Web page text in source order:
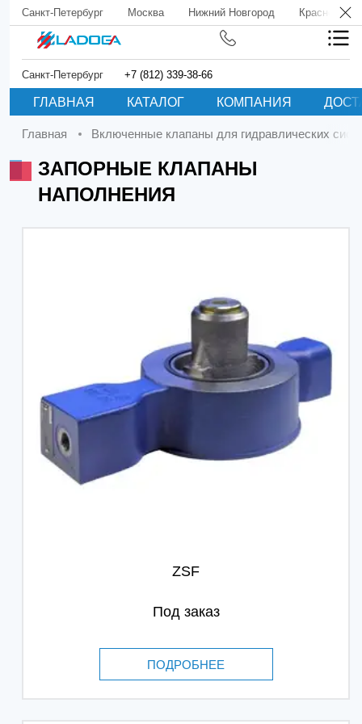
Санкт-Петербург Москва Нижний Новгород Краснодар
Санкт-Петербург +7 (812) 339-38-66
ГЛАВНАЯ КАТАЛОГ КОМПАНИЯ
Главная Включенные клапаны для гидравлических
ЗАПОРНЫЕ КЛАПАНЫ
НАПОЛНЕНИЯ
ZSF
Под заказ
ПОДРОБНЕЕ